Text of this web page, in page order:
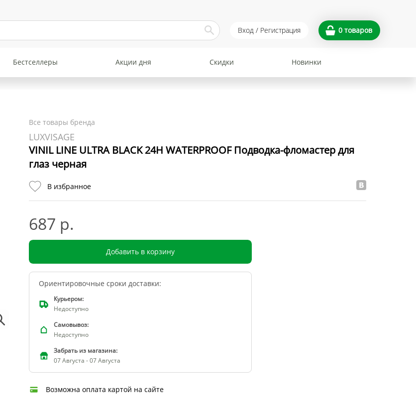
Вход / Регистрация 0 товаров
Бестселлеры Акции дня Скидки Новинки
Все товары бренда
LUXVISAGE
VINIL LINE ULTRA BLACK 24H WATERPROOF Подводка-фломастер для
глаз черная
В избранное
687 р.
Добавить в корзину
Ориентировочные сроки доставки:
Курьером:
Недоступно
Самовывоз:
Недоступно
Забрать из магазина:
07 Августа - 07 Августа
Возможна оплата картой на сайте